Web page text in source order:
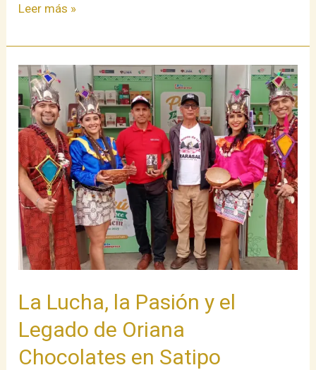
Leer más »
La Lucha, la Pasión y el
Legado de Oriana
Chocolates en Satipo
La
Lucha,
la
Pasión
y
el
Legado
de
Oriana
Chocolates
en